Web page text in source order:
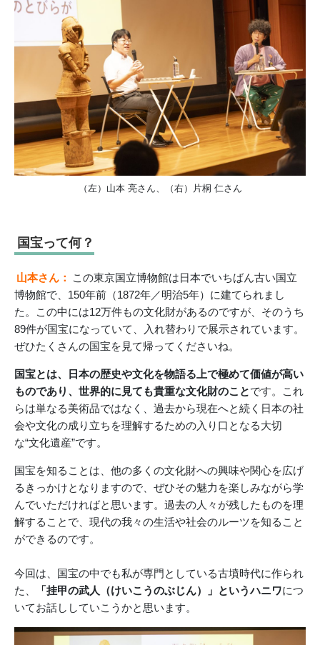
（左）山本 亮さん、（右）片桐 仁さん
国宝って何？
山本さん：
この東京国立博物館は日本でいちばん古い国立
博物館で、150年前（1872年／明治5年）に建てられまし
た。この中には12万件もの文化財があるのですが、そのうち
89件が国宝になっていて、入れ替わりで展示されています。
ぜひたくさんの国宝を見て帰ってくださいね。
国宝とは、日本の歴史や文化を物語る上で極めて価値が高い
ものであり、世界的に見ても貴重な文化財のことです。これ
らは単なる美術品ではなく、過去から現在へと続く日本の社
会や文化の成り立ちを理解するための入り口となる大切
な“文化遺産”です。
国宝を知ることは、他の多くの文化財への興味や関心を広げ
るきっかけとなりますので、ぜひその魅力を楽しみながら学
んでいただければと思います。過去の人々が残したものを理
解することで、現代の我々の生活や社会のルーツを知ること
ができるのです。
今回は、国宝の中でも私が専門としている古墳時代に作られ
た、
「挂甲の武人（けいこうのぶじん）」というハニワにつ
いてお話ししていこうかと思います。